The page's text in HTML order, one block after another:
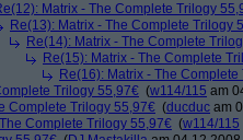
Matrix - The Complete Trilogy
Re(13): Matrix - The Complete Trilogy
Re(14): Matrix - The Complete
Re(15): Matrix - The Complete
Re(16): Matrix - The
Trilogy 55,97€ (w114/115 am
Complete Trilogy 55,97€ (ducduc am
Complete Trilogy 55,97€ (w114/115